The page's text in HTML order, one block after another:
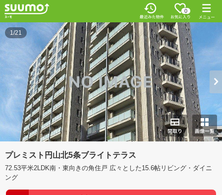
0
1/21
プレミスト円山北5条ブライトテラス
72.53平米2LDK南・東向きの角住戸 広々とした15.6帖リビング・ダイニ
ング